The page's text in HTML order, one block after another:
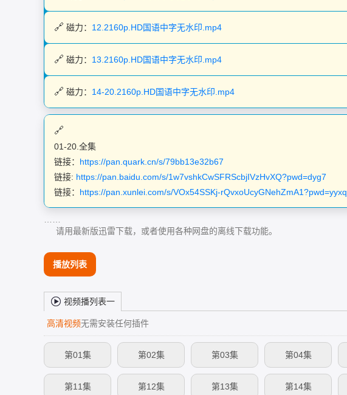
磁力： 12.2160p.HD国语中字无水印.mp4
磁力： 13.2160p.HD国语中字无水印.mp4
磁力： 14-20.2160p.HD国语中字无水印.mp4
01-20.全集
链接： https://pan.quark.cn/s/79bb13e32b67
链接: https://pan.baidu.com/s/1w7vshkCwSFRScbjIVzHvXQ?pwd=dyg7
链接： https://pan.xunlei.com/s/VOx54SSKj-rQvxoUcyGNehZmA1?pwd=yyxq
请用最新版迅雷下载，或者使用各种网盘的离线下载功能。
播放列表
视频播列表一
高清视频无需安装任何插件
第01集 第02集 第03集 第04集
第11集 第12集 第13集 第14集